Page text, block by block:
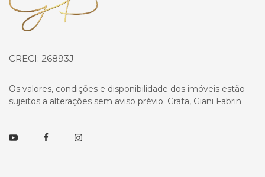
CRECI: 26893J
Os valores, condições e disponibilidade dos imóveis estão
sujeitos a alterações sem aviso prévio. Grata, Giani Fabrin
YoutubeFacebookInstagram